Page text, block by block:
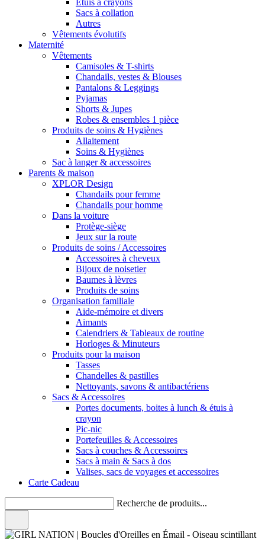
Étuis à crayons
Sacs à collation
Autres
Vêtements évolutifs
Maternité
Vêtements
Camisoles & T-shirts
Chandails, vestes & Blouses
Pantalons & Leggings
Pyjamas
Shorts & Jupes
Robes & ensembles 1 pièce
Produits de soins & Hygiènes
Allaitement
Soins & Hygiènes
Sac à langer & accessoires
Parents & maison
XPLOR Design
Chandails pour femme
Chandails pour homme
Dans la voiture
Protège-siège
Jeux sur la route
Produits de soins / Accessoires
Accessoires à cheveux
Bijoux de noisetier
Baumes à lèvres
Produits de soins
Organisation familiale
Aide-mémoire et divers
Aimants
Calendriers & Tableaux de routine
Horloges & Minuteurs
Produits pour la maison
Tasses
Chandelles & pastilles
Nettoyants, savons & antibactériens
Sacs & Accessoires
Portes documents, boites à lunch & étuis à
crayon
Pic-nic
Portefeuilles & Accessoires
Sacs à couches & Accessoires
Sacs à main & Sacs à dos
Valises, sacs de voyages et accessoires
Carte Cadeau
Recherche de produits...